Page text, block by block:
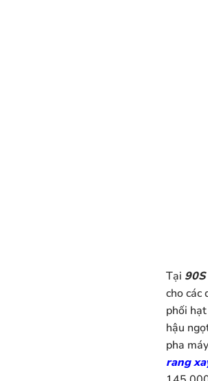
Tại
cho các
phối
hậu
pha
rang